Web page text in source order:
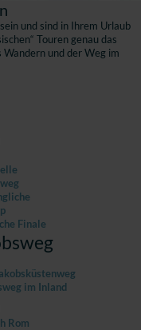
und sind in Ihrem Urlaub
Touren genau das
Wandern und der Weg im
Finale
im Inland
Rom